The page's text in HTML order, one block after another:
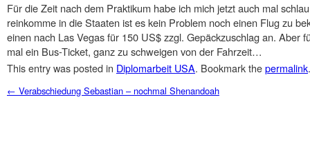
Für die Zeit nach dem Praktikum habe ich mich jetzt auch mal
reinkomme in die Staaten ist es kein Problem noch einen Flug zu
einen nach Las Vegas für 150 US$ zzgl. Gepäckzuschlag an. Aber
mal ein Bus-Ticket, ganz zu schweigen von der Fahrzeit…
This entry was posted in Diplomarbeit USA. Bookmark thepermalink.
Post navigation
← Verabschiedung Sebastian – nochmal Shenandoah